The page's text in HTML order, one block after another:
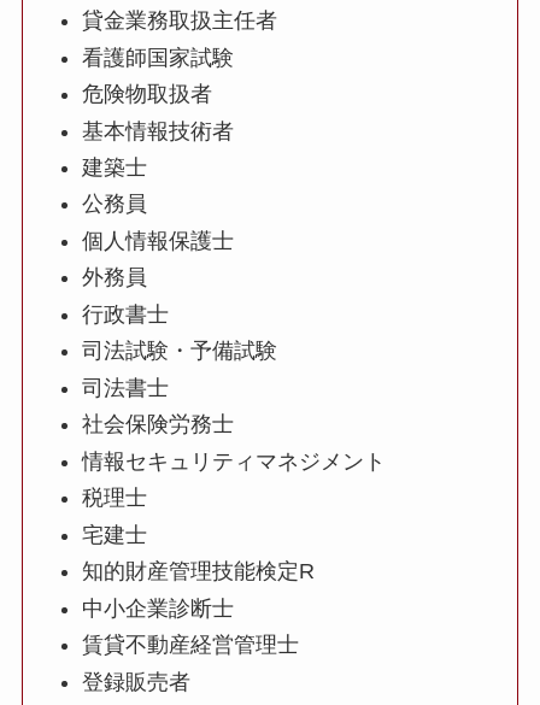
貸金業務取扱主任者
看護師国家試験
危険物取扱者
基本情報技術者
建築士
公務員
個人情報保護士
外務員
行政書士
司法試験・予備試験
司法書士
社会保険労務士
情報セキュリティマネジメント
税理士
宅建士
知的財産管理技能検定R
中小企業診断士
賃貸不動産経営管理士
登録販売者